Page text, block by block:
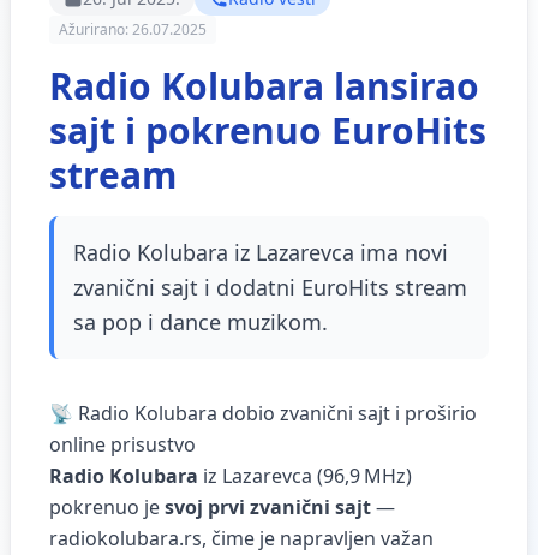
Ažurirano: 26.07.2025
Radio Kolubara lansirao
sajt i pokrenuo EuroHits
stream
Radio Kolubara iz Lazarevca ima novi
zvanični sajt i dodatni EuroHits stream
sa pop i dance muzikom.
📡 Radio Kolubara dobio zvanični sajt i proširio
online prisustvo
Radio Kolubara iz Lazarevca (96,9 MHz)
pokrenuo jesvoj prvi zvanični sajt—
radiokolubara.rs, čime je napravljen važan